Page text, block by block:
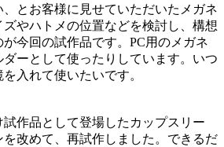
とお客様に見せていただいたメガネ
やハトメの位置などを検討し、構想
今回の試作品です。PC用のメガネ
ーとして使ったりしています。いつ
入れて使いたいです。
作品として登場したカップスリー
改めて、再試作しました。できるだ